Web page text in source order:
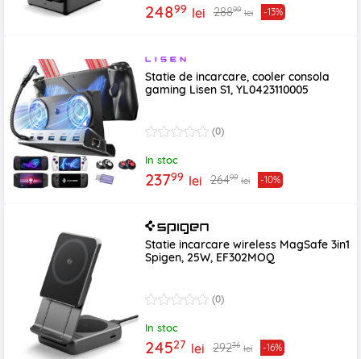
24899 lei 28899 lei -13%
Statie de incarcare, cooler consola
gaming Lisen S1, YL0423110005
(0)
In stoc
23799 lei 26499 lei -10%
Statie incarcare wireless MagSafe 3in1
Spigen, 25W, EF302MOQ
(0)
In stoc
24527 lei 29236 lei -16%